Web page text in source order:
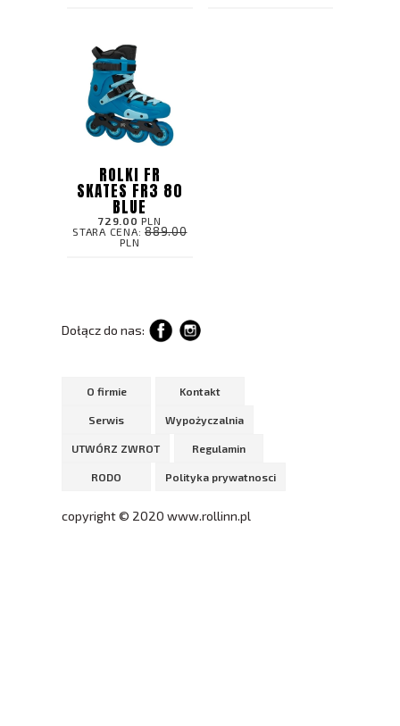
ROLKI FR
SKATES FR3 80
BLUE
729.00 PLN
STARA CENA: 889.00
PLN
Dołącz do nas:
O firmie Kontakt
Serwis Wypożyczalnia
UTWÓRZ ZWROT Regulamin
RODO Polityka prywatnosci
copyright © 2020 www.rollinn.pl